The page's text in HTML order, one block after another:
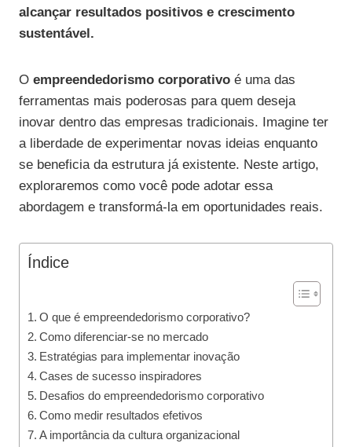
alcançar resultados positivos e crescimento
sustentável.
O empreendedorismo corporativo é uma das
ferramentas mais poderosas para quem deseja
inovar dentro das empresas tradicionais. Imagine ter
a liberdade de experimentar novas ideias enquanto
se beneficia da estrutura já existente. Neste artigo,
exploraremos como você pode adotar essa
abordagem e transformá-la em oportunidades reais.
Índice
O que é empreendedorismo corporativo?
Como diferenciar-se no mercado
Estratégias para implementar inovação
Cases de sucesso inspiradores
Desafios do empreendedorismo corporativo
Como medir resultados efetivos
A importância da cultura organizacional